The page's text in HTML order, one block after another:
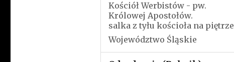
Kościół Werbistów - pw.
Królowej Apostołów.
salka z tyłu kościoła na piętrze
Województwo Śląskie